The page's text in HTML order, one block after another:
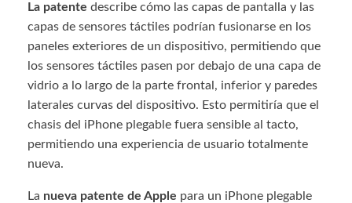
La patente describe cómo las capas de pantalla y las
capas de sensores táctiles podrían fusionarse en los
paneles exteriores de un dispositivo, permitiendo que
los sensores táctiles pasen por debajo de una capa de
vidrio a lo largo de la parte frontal, inferior y paredes
laterales curvas del dispositivo. Esto permitiría que el
chasis del iPhone plegable fuera sensible al tacto,
permitiendo una experiencia de usuario totalmente
nueva.
La nueva patente de Apple para un iPhone plegable